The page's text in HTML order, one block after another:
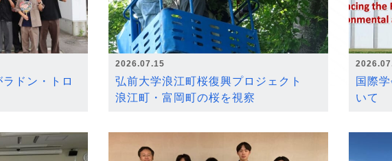
ラドン・トロ
2026.07.15
弘前大学浪江町桜復興プロジェクト
浪江町・富岡町の桜を視察
国際
いて